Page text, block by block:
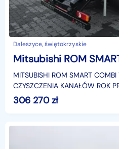
Daleszyce, świętokrzyskie
MITSUBISHI ROM SMART
CZYSZCZENIA KANAŁÓW ROK
zbiorników 2750 lna brudną
306 270zł